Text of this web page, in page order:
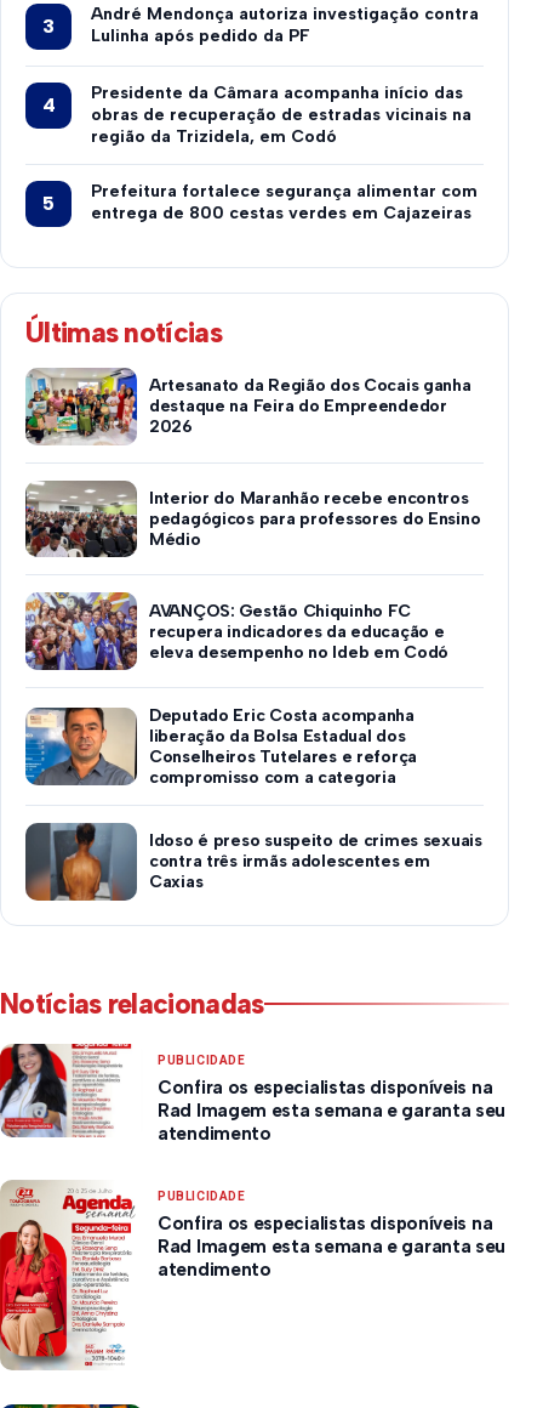
André Mendonça autoriza investigação contra
Lulinha após pedido da PF
Presidente da Câmara acompanha início das
obras de recuperação de estradas vicinais na
região da Trizidela, em Codó
Prefeitura fortalece segurança alimentar com
entrega de 800 cestas verdes em Cajazeiras
Últimas notícias
Artesanato da Região dos Cocais ganha
destaque na Feira do Empreendedor
2026
Interior do Maranhão recebe encontros
pedagógicos para professores do Ensino
Médio
AVANÇOS: Gestão Chiquinho FC
recupera indicadores da educação e
eleva desempenho no Ideb em Codó
Deputado Eric Costa acompanha
liberação da Bolsa Estadual dos
Conselheiros Tutelares e reforça
compromisso com a categoria
Idoso é preso suspeito de crimes sexuais
contra três irmãs adolescentes em
Caxias
Notícias relacionadas
PUBLICIDADE
Confira os especialistas disponíveis na
Rad Imagem esta semana e garanta seu
atendimento
PUBLICIDADE
Confira os especialistas disponíveis na
Rad Imagem esta semana e garanta seu
atendimento